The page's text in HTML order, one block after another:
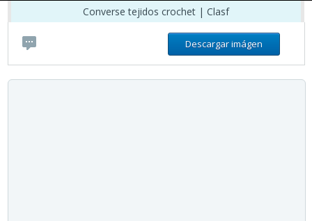
Converse tejidos crochet | Clasf
Descargar imágen